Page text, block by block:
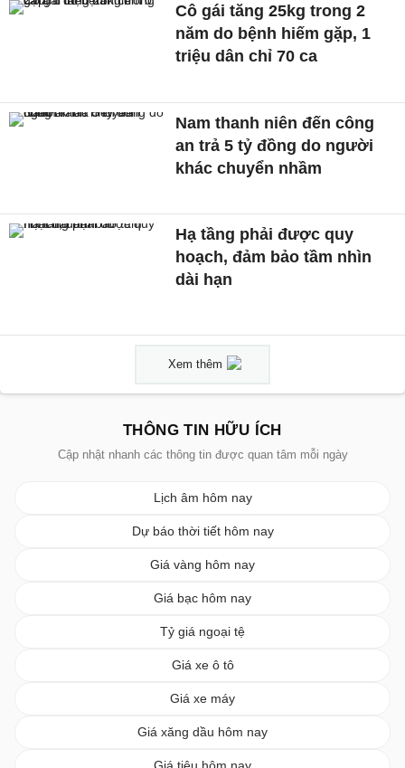
Cô gái tăng 25kg trong 2
năm do bệnh hiếm gặp, 1
triệu dân chỉ 70 ca
Nam thanh niên đến công
an trả 5 tỷ đồng do người
khác chuyển nhầm
Hạ tầng phải được quy
hoạch, đảm bảo tầm nhìn
dài hạn
Xem thêm
THÔNG TIN HỮU ÍCH
Cập nhật nhanh các thông tin được quan tâm mỗi ngày
Lịch âm hôm nay
Dự báo thời tiết hôm nay
Giá vàng hôm nay
Giá bạc hôm nay
Tỷ giá ngoại tệ
Giá xe ô tô
Giá xe máy
Giá xăng dầu hôm nay